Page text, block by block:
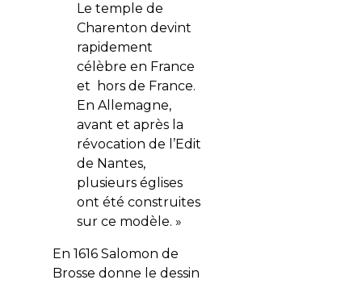
Le temple de
Charenton devint
rapidement
célèbre en France
et hors de France.
En Allemagne,
avant et après la
révocation de l’Edit
de Nantes,
plusieurs églises
ont été construites
sur ce modèle. »
En 1616 Salomon de
Brosse donne le dessin